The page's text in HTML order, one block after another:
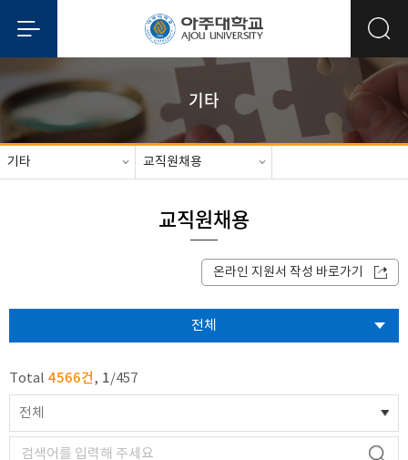
기타
기타 교직원채용
교직원채용
온라인 지원서 작성 바로가기
전체
Total 4566건, 1/457
전체